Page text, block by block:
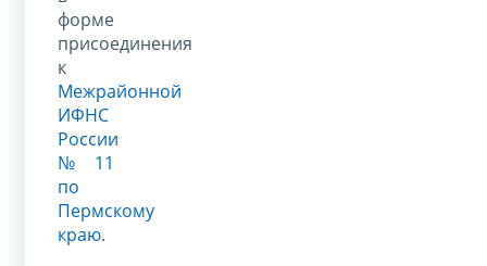
форме
присоединения
к
Межрайонной
ИФНС
России
№ 11
по
Пермскому
краю.